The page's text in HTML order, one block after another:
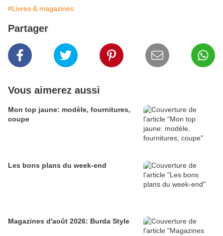
#Livres & magazines
Partager
Vous aimerez aussi
Mon top jaune: modèle, fournitures,
coupe
Les bons plans du week-end
Magazines d'août 2026: Burda Style